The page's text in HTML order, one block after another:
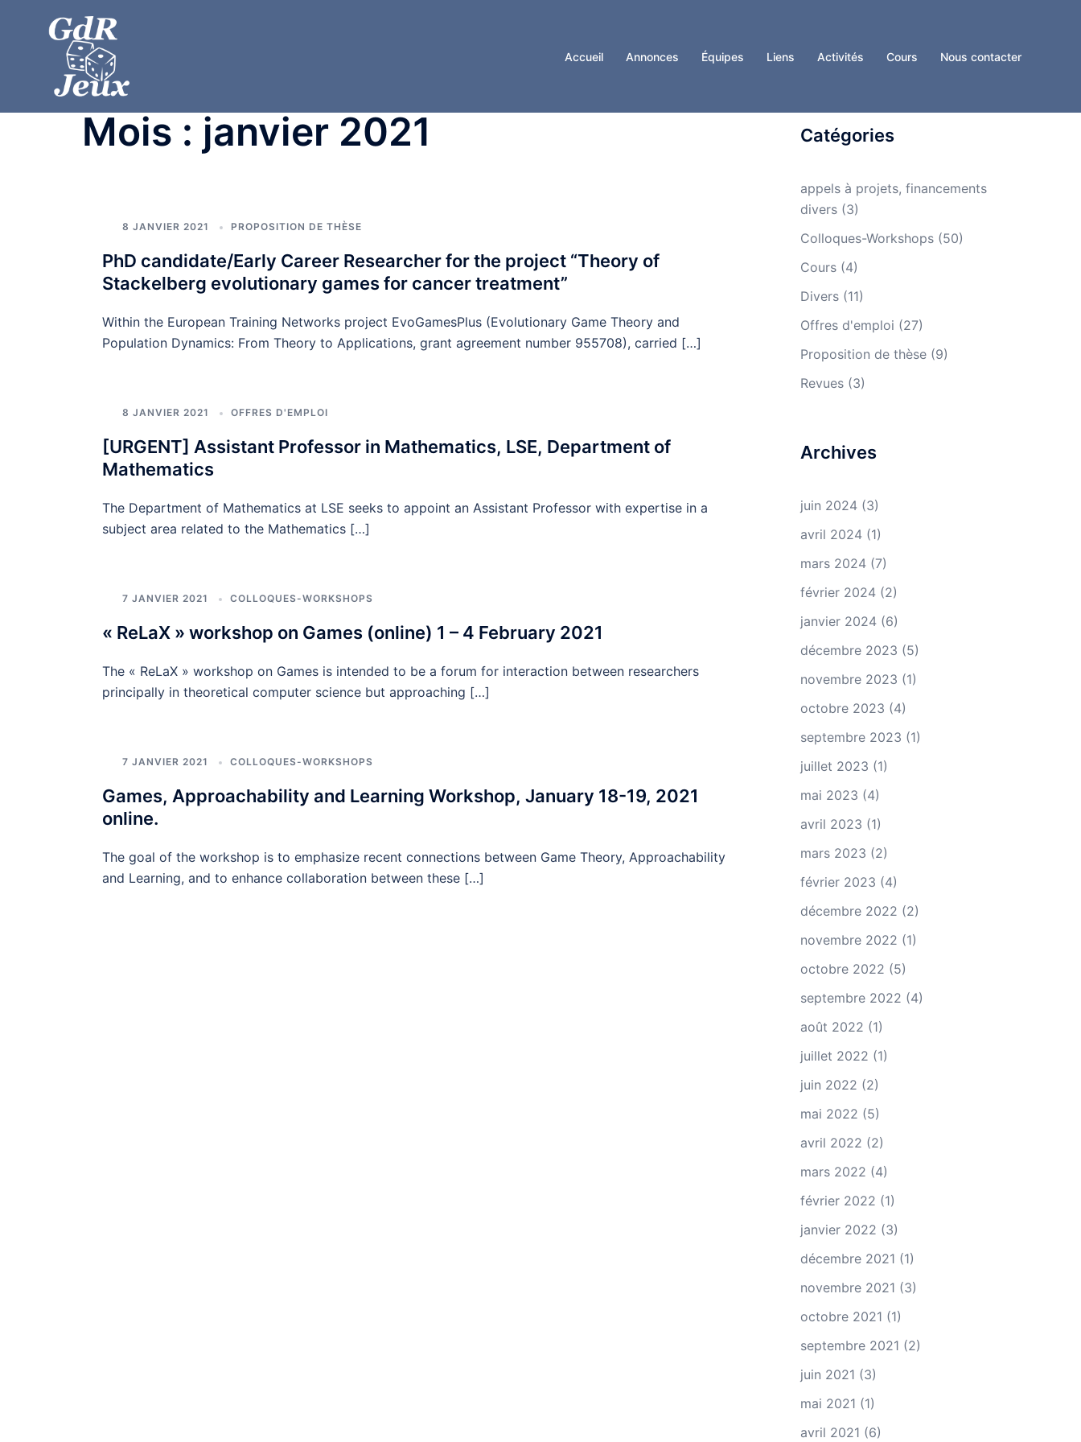
Accueil Annonces Équipes Liens Activités Cours Nous contacter
Mois : janvier 2021
8 JANVIER 2021 PROPOSITION DE THÈSE
PhD candidate/Early Career Researcher for the project “Theory of
Stackelberg evolutionary games for cancer treatment”
Within the European Training Networks project EvoGamesPlus (Evolutionary Game Theory and
Population Dynamics: From Theory to Applications, grant agreement number 955708), carried […]
8 JANVIER 2021 OFFRES D'EMPLOI
[URGENT] Assistant Professor in Mathematics, LSE, Department of
Mathematics
The Department of Mathematics at LSE seeks to appoint an Assistant Professor with expertise in a
subject area related to the Mathematics […]
7 JANVIER 2021 COLLOQUES-WORKSHOPS
« ReLaX » workshop on Games (online) 1 – 4 February 2021
The « ReLaX » workshop on Games is intended to be a forum for interaction between researchers
principally in theoretical computer science but approaching […]
7 JANVIER 2021 COLLOQUES-WORKSHOPS
Games, Approachability and Learning Workshop, January 18-19, 2021
online.
The goal of the workshop is to emphasize recent connections between Game Theory, Approachability
and Learning, and to enhance collaboration between these […]
Catégories
appels à projets, financements
divers(3)
Colloques-Workshops(50)
Cours(4)
Divers(11)
Offres d'emploi (27)
Proposition de thèse(9)
Revues(3)
Archives
juin 2024(3)
avril 2024(1)
mars 2024(7)
février 2024(2)
janvier 2024(6)
décembre 2023 (5)
novembre 2023 (1)
octobre 2023 (4)
septembre 2023 (1)
juillet 2023 (1)
mai 2023 (4)
avril 2023 (1)
mars 2023 (2)
février 2023 (4)
décembre 2022 (2)
novembre 2022 (1)
octobre 2022 (5)
septembre 2022 (4)
août 2022 (1)
juillet 2022 (1)
juin 2022 (2)
mai 2022 (5)
avril 2022 (2)
mars 2022 (4)
février 2022 (1)
janvier 2022 (3)
décembre 2021 (1)
novembre 2021 (3)
octobre 2021 (1)
septembre 2021 (2)
juin 2021 (3)
mai 2021 (1)
avril 2021 (6)